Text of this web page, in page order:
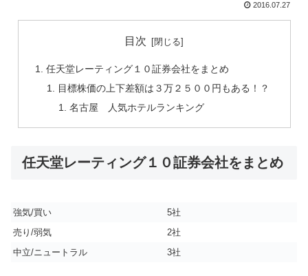
2016.07.27
目次
任天堂レーティング１０証券会社をまとめ
目標株価の上下差額は３万２５００円もある！？
名古屋 人気ホテルランキング
任天堂レーティング１０証券会社をまとめ
強気/買い
5社
売り/弱気
2社
中立/ニュートラル
3社